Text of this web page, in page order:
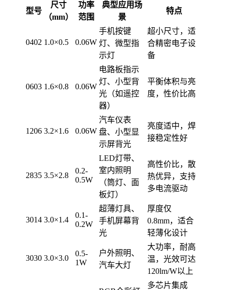
型号
尺寸
（mm）
功率
范围
典型应用场
景
特点
0402 1.0×0.5 0.06W
手机按键
灯、微型指
示灯
超小尺寸，适
合精密电子设
备
0603 1.6×0.8 0.06W
电路板指示
灯、小型背
光（如遥控
器）
平衡体积与亮
度，性价比高
1206 3.2×1.6 0.06W
汽车仪表
盘、小型显
示屏背光
亮度适中，焊
接稳定性好
2835 3.5×2.8
0.2-
0.5W
LED灯带、
室内照明
（筒灯、面
板灯）
高性价比，散
热优异，支持
多电流驱动
3014 3.0×1.4
0.1-
0.2W
超薄灯具、
手机屏幕背
光
厚度仅
0.8mm，适合
轻薄化设计
3030 3.0×3.0
0.5-
1W
户外照明、
汽车大灯
大功率，耐高
温，光效可达
120lm/W以上
多芯片集成